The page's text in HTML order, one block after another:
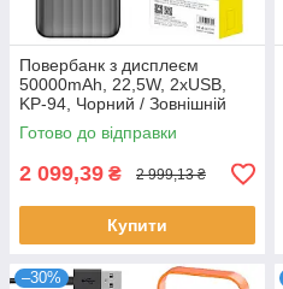
Повербанк з дисплеєм
50000mAh, 22,5W, 2хUSB,
KP-94, Чорний / Зовнішній
акумулятор / УМБ
Готово до відправки
2 099,39 ₴ 2 999,13 ₴
Купити
–30%